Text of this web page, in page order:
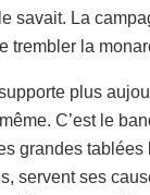
savait. La
trembler la
plus
C’est le
grandes tablées
servent ses